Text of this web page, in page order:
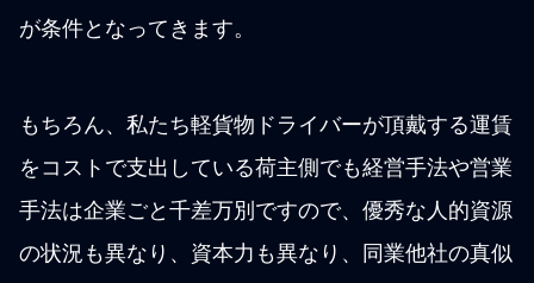
が条件となってきます。
もちろん、私たち軽貨物ドライバーが頂戴する運賃
をコストで支出している荷主側でも経営手法や営業
手法は企業ごと千差万別ですので、優秀な人的資源
の状況も異なり、資本力も異なり、同業他社の真似